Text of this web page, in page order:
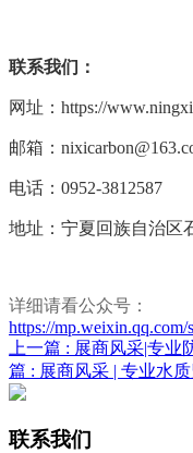
联系我们：
网址：https://
邮箱：
电话：0952-3812587
地址：宁夏回族自治区
详细请看公众号：
https://
上一篇 : 展商风采|专业
篇 : 展商风采 | 专业水
联系我们